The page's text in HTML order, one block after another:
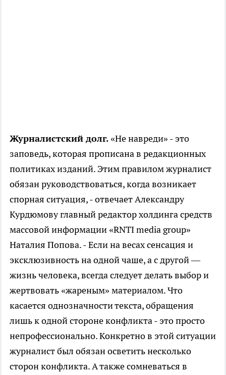
Журналистский долг. «Не навреди» - это
заповедь, которая прописана в редакционных
политиках изданий. Этим правилом журналист
обязан руководствоваться, когда возникает
спорная ситуация, - отвечает Александру
Курдюмову главный редактор холдинга средств
массовой информации «RNTI media group»
Наталия Попова. - Если на весах сенсация и
эксклюзивность на одной чаше, а с другой —
жизнь человека, всегда следует делать выбор и
жертвовать «жареным» материалом. Что
касается однозначности текста, обращения
лишь к одной стороне конфликта - это просто
непрофессионально. Конкретно в этой ситуации
журналист был обязан осветить несколько
сторон конфликта. А также сомневаться в